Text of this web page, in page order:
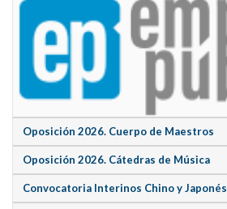
Oposición 2026. Cuerpo de Maestros
Oposición 2026. Cátedras de Música
Convocatoria Interinos Chino y Japonés